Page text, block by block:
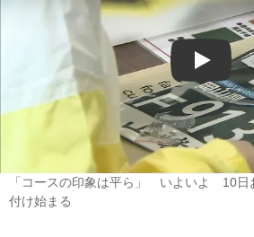
Play
「コースの印象は平ら」 いよいよ 10
付け始まる